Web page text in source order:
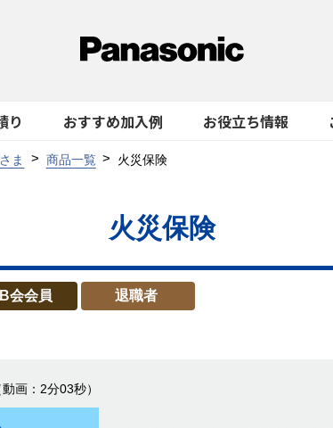
り おすすめ加入例 お役立ち情報
ま 商品一覧 火災保険
火災保険
会会員 退職者
動画：2分03秒）